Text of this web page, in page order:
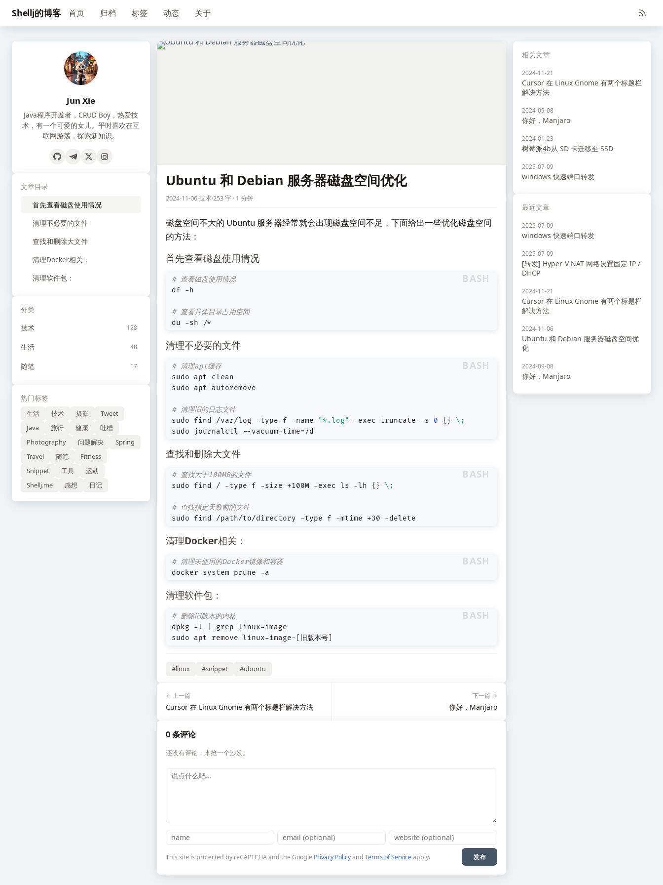
Shellj的博客 首页 归档 标签 动态 关于
Jun Xie
Java程序开发者，CRUD Boy，热爱技
术，有一个可爱的女儿。平时喜欢在互
联网游荡，探索新知识。
文章目录
首先查看磁盘使用情况
清理不必要的文件
查找和删除大文件
清理Docker相关：
清理软件包：
分类
技术
128
生活 48
随笔 17
热门标签
生活 技术 摄影
Tweet
Java
旅行 健康
吐槽
Photography
问题解决
Spring
Travel
随笔
Fitness
Snippet
工具
运动
Shellj.me
感想 日记
Ubuntu 和 Debian 服务器磁盘空间优化
2024-11-06·技术·253 字 · 1 分钟
磁盘空间不大的 Ubuntu 服务器经常就会出现磁盘空间不足，下面给出一些优化磁盘空间
的方法：
首先查看磁盘使用情况
BASH
# 查看磁盘使用情况
# 查看具体目录占用空间
du -sh /*
清理不必要的文件
BASH
# 清理apt缓存
# 清理旧的日志文件
sudo find /var/log -type f -name
"*.log" -exec truncate -s 0 {}
\;
sudo journalctl --vacuum-time=7d
查找和删除大文件
BASH
# 查找大于100MB的文件
sudo find / -type f -size +100M -exec ls -lh {} \;
# 查找指定天数前的文件
sudo find /path/to/directory -type f -mtime +30 -delete
清理Docker相关：
BASH
# 清理未使用的Docker镜像和容器
docker system prune -a
清理软件包：
BASH
# 删除旧版本的内核
dpkg -l
sudo apt remove linux-image-
旧版本号
#linux #snippet #ubuntu
← 上一篇
Cursor 在 Linux Gnome 有两个标题栏解决方法
下一篇 →
你好，Manjaro
0 条评论
还没有评论，来抢一个沙发。
This site is protected by reCAPTCHA and the Google Privacy Policyand Terms of Serviceapply. 发布
相关文章
2024-11-21
Cursor 在 Linux Gnome 有两个标题栏
解决方法
2024-09-08
你好，Manjaro
2024-01-23
树莓派4b从 SD 卡迁移至 SSD
2025-07-09
windows 快速端口转发
最近文章
2025-07-09
windows 快速端口转发
2025-07-09
[转发] Hyper-V NAT 网络设置固定 IP /
DHCP
2024-11-21
Cursor 在 Linux Gnome 有两个标题栏
解决方法
2024-11-06
Ubuntu 和 Debian 服务器磁盘空间优
化
2024-09-08
你好，Manjaro